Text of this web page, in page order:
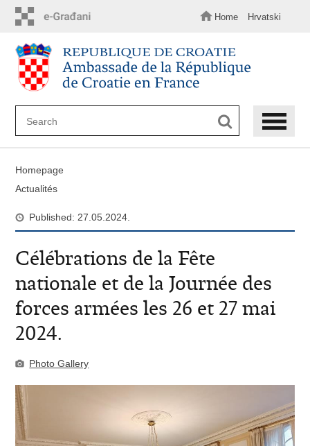
content
Home Hrvatski
Homepage
Actualités
Published: 27.05.2024.
Célébrations de la Fête
nationale et de la Journée des
forces armées les 26 et 27 mai
2024.
Photo Gallery